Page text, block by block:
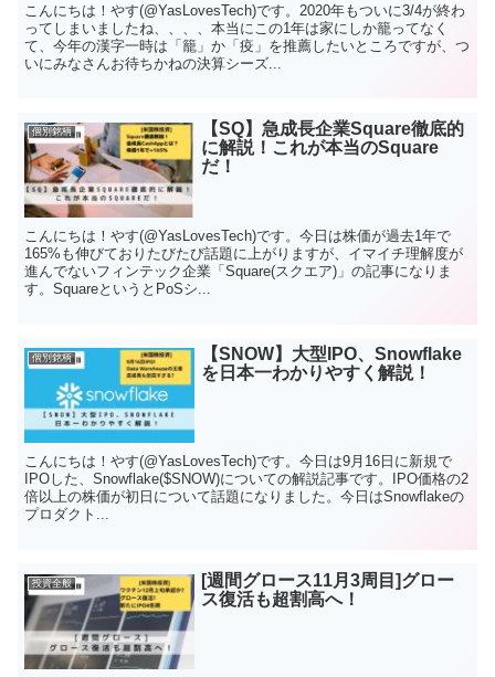
こんにちは！やす(@YasLovesTech)です。2020年もついに3/4が終わ
ってしまいましたね、、、、本当にこの1年は家にしか籠ってなく
て、今年の漢字一時は「籠」か「疫」を推薦したいところですが、つ
いにみなさんお待ちかねの決算シーズ...
個別銘柄
【SQ】急成長企業Square徹底的
に解説！これが本当のSquare
だ！
こんにちは！やす(@YasLovesTech)です。今日は株価が過去1年で
165%も伸びておりたびたび話題に上がりますが、イマイチ理解度が
進んでないフィンテック企業「Square(スクエア)」の記事になりま
す。SquareというとPoSシ...
個別銘柄
【SNOW】大型IPO、Snowflake
を日本一わかりやすく解説！
こんにちは！やす(@YasLovesTech)です。今日は9月16日に新規で
IPOした、Snowflake($SNOW)についての解説記事です。IPO価格の2
倍以上の株価が初日について話題になりました。今日はSnowflakeの
プロダクト...
投資全般
[週間グロース11月3周目]グロー
ス復活も超割高へ！